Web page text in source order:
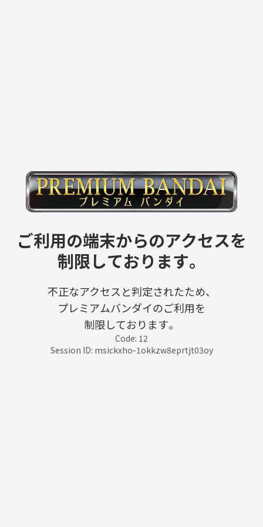
ご利用の端末からのアクセスを
制限しております。
不正なアクセスと判定されたため、
プレミアムバンダイのご利用を
制限しております。
Code: 12
Session ID: msickxho-1okkzw8eprtjt03oy